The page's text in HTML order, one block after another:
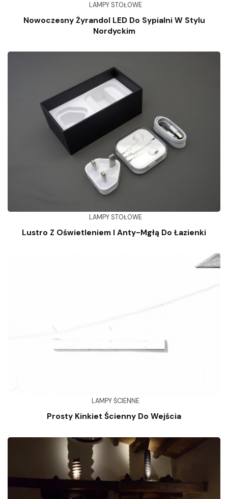
LAMPY STOŁOWE
Nowoczesny Żyrandol LED Do Sypialni W Stylu
Nordyckim
LAMPY STOŁOWE
Lustro Z Oświetleniem I Anty-Mgłą Do Łazienki
LAMPY ŚCIENNE
Prosty Kinkiet Ścienny Do Wejścia